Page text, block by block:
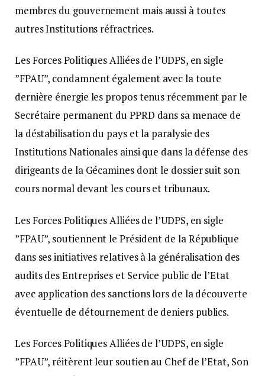
membres du gouvernement mais aussi à toutes
autres Institutions réfractrices.
Les Forces Politiques Alliées de l’UDPS, en sigle
”FPAU”, condamnent également avec la toute
dernière énergie les propos tenus récemment par le
Secrétaire permanent du PPRD dans sa menace de
la déstabilisation du pays et la paralysie des
Institutions Nationales ainsi que dans la défense des
dirigeants de la Gécamines dont le dossier suit son
cours normal devant les cours et tribunaux.
Les Forces Politiques Alliées de l’UDPS, en sigle
”FPAU”, soutiennent le Président de la République
dans ses initiatives relatives à la généralisation des
audits des Entreprises et Service public de l’Etat
avec application des sanctions lors de la découverte
éventuelle de détournement de deniers publics.
Les Forces Politiques Alliées de l’UDPS, en sigle
”FPAU”, réitèrent leur soutien au Chef de l’Etat, Son